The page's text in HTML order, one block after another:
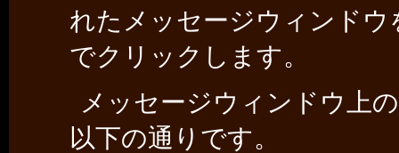
れたメッセージウィンド
でクリックします。
メッセージウィンドウ上
以下の通りです。